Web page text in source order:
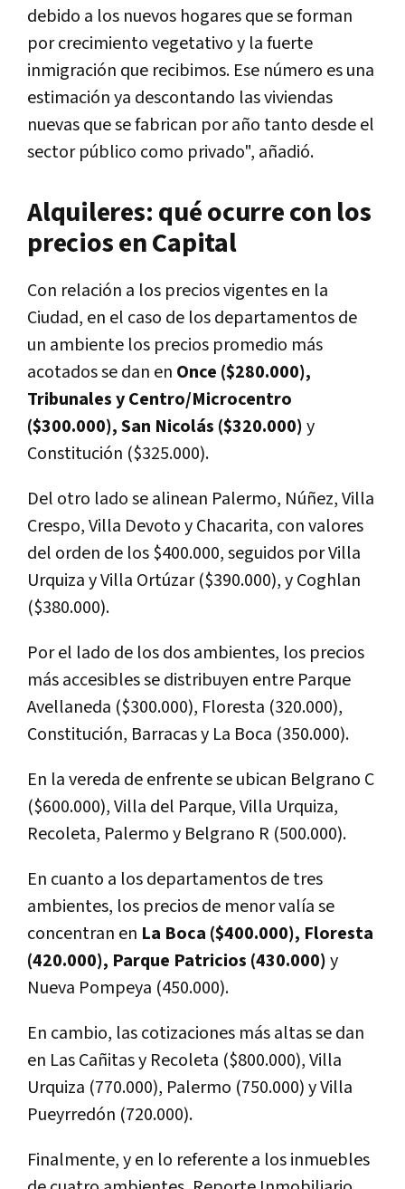
debido a los nuevos hogares que se forman
por crecimiento vegetativo y la fuerte
inmigración que recibimos. Ese número es una
estimación ya descontando las viviendas
nuevas que se fabrican por año tanto desde el
sector público como privado", añadió.
Alquileres: qué ocurre con los
precios en Capital
Con relación a los precios vigentes en la
Ciudad, en el caso de los departamentos de
un ambiente los precios promedio más
acotados se dan en Once ($280.000),
Tribunales y Centro/Microcentro
($300.000), San Nicolás ($320.000)y
Constitución ($325.000).
Del otro lado se alinean Palermo, Núñez, Villa
Crespo, Villa Devoto y Chacarita, con valores
del orden de los $400.000, seguidos por Villa
Urquiza y Villa Ortúzar ($390.000), y Coghlan
($380.000).
Por el lado de los dos ambientes, los precios
más accesibles se distribuyen entre Parque
Avellaneda ($300.000), Floresta (320.000),
Constitución, Barracas y La Boca (350.000).
En la vereda de enfrente se ubican Belgrano C
($600.000), Villa del Parque, Villa Urquiza,
Recoleta, Palermo y Belgrano R (500.000).
En cuanto a los departamentos de tres
ambientes, los precios de menor valía se
concentran en La Boca ($400.000), Floresta
(420.000), Parque Patricios (430.000)y
Nueva Pompeya (450.000).
En cambio, las cotizaciones más altas se dan
en Las Cañitas y Recoleta ($800.000), Villa
Urquiza (770.000), Palermo (750.000) y Villa
Pueyrredón (720.000).
Finalmente, y en lo referente a los inmuebles